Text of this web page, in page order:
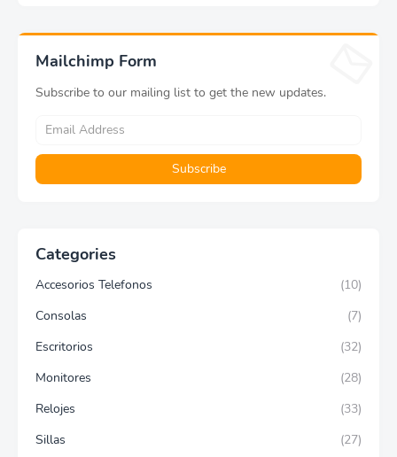
Mailchimp Form
Subscribe to our mailing list to get the new updates.
Categories
Accesorios Telefonos
(10)
Consolas
(7)
Escritorios
(32)
Monitores
(28)
Relojes
(33)
Sillas
(27)